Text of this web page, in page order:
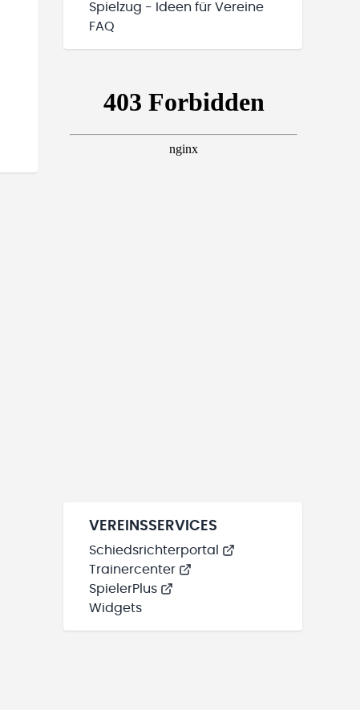
Spielzug - Ideen für Vereine
FAQ
VEREINSSERVICES
Schiedsrichterportal
Trainercenter
SpielerPlus
Widgets